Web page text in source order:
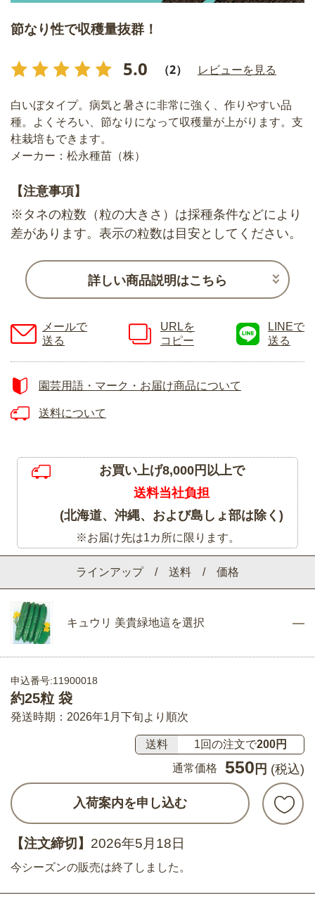
節なり性で収穫量抜群！
5.0 （2） レビューを見る
ラインアップ / 送料 / 価格
キュウリ 美貴緑地這を選択
申込番号:11900018
約25粒 袋
発送時期：2026年1月下旬より順次
送料 1回の注文で200円
通常価格
550 円 (税込)
入荷案内を申し込む
【注文締切】 2026年5月18日
今シーズンの販売は終了しました。
白いぼタイプ。病気と暑さに非常に強く、作りやすい品
種。よくそろい、節なりになって収穫量が上がります。支
柱栽培もできます。
メーカー：松永種苗（株）
【注意事項】
※タネの粒数（粒の大きさ）は採種条件などにより
差があります。表示の粒数は目安としてください。
詳しい商品説明はこちら
メールで
送る
URLを
コピー
LINEで
送る
園芸用語・マーク・お届け商品について
送料について
お買い上げ8,000円以上で
送料当社負担
(北海道、沖縄、および島しょ部は除く)
※お届け先は1カ所に限ります。